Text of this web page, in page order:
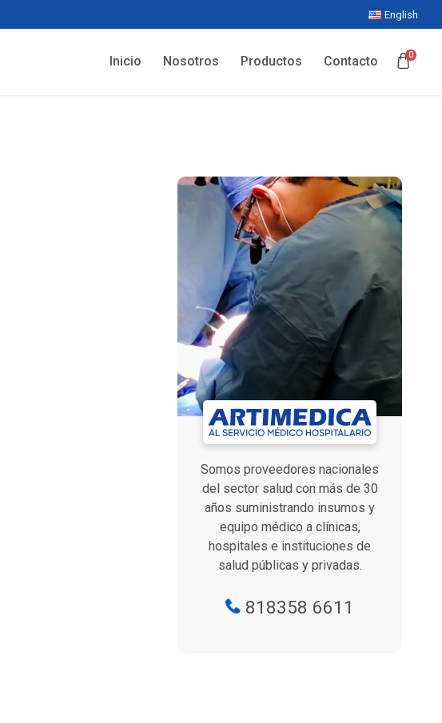
English
Inicio Nosotros Productos Contacto 0
Somos proveedores nacionales
del sector salud con más de 30
años suministrando insumos y
equipo médico a clínicas,
hospitales e instituciones de
salud públicas y privadas.
818358 6611